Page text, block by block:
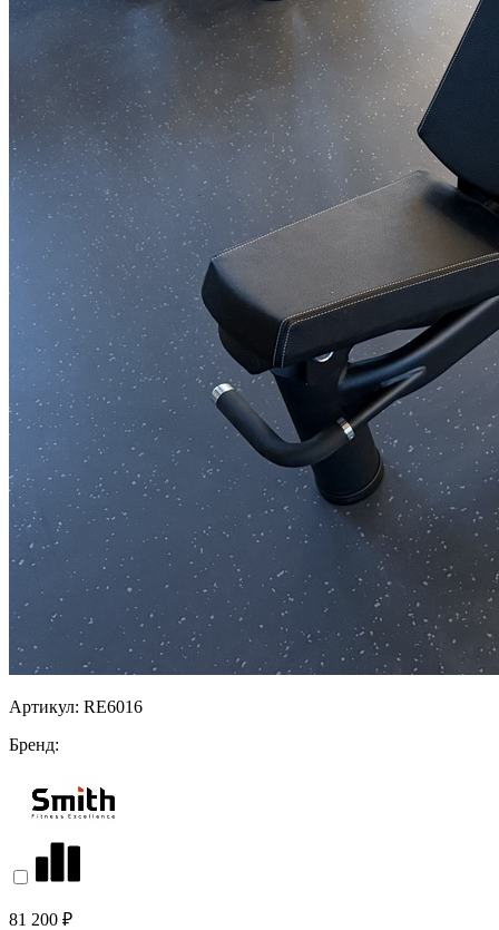
Артикул: RE6016
Бренд:
81 200 ₽